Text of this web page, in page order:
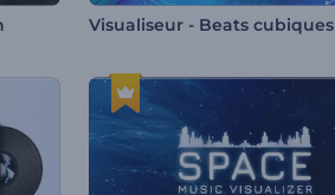
Visualiseur - Beats cubiques